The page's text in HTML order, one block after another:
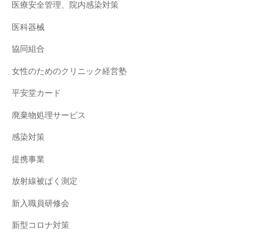
医療安全管理、院内感染対策
医科器械
協同組合
女性のためのクリニック経営塾
平安堂カード
廃棄物処理サービス
感染対策
提携事業
放射線被ばく測定
新入職員研修会
新型コロナ対策